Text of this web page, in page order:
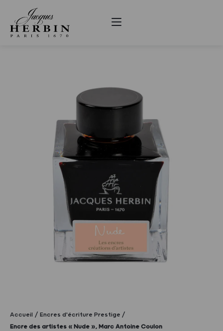
Accueil
Encres d'écriture Prestige
Encre des artistes « Nude », Marc Antoine Coulon